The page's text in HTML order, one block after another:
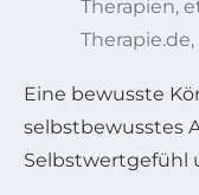
Therapien,
Eine bewusste
selbstbewusstes
Selbstwertgefühl